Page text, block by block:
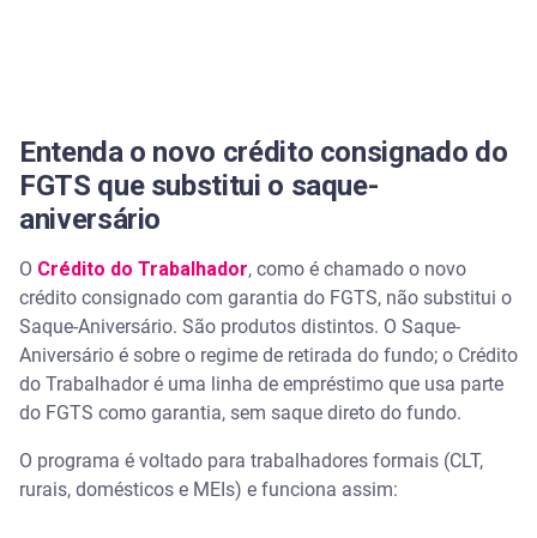
Entenda o novo crédito consignado do
FGTS que substitui o saque-
aniversário
O Crédito do Trabalhador, como é chamado o novo
crédito consignado com garantia do FGTS, não substitui o
Saque-Aniversário. São produtos distintos. O Saque-
Aniversário é sobre o regime de retirada do fundo; o Crédito
do Trabalhador é uma linha de empréstimo que usa parte
do FGTS como garantia, sem saque direto do fundo.
O programa é voltado para trabalhadores formais (CLT,
rurais, domésticos e MEIs) e funciona assim: